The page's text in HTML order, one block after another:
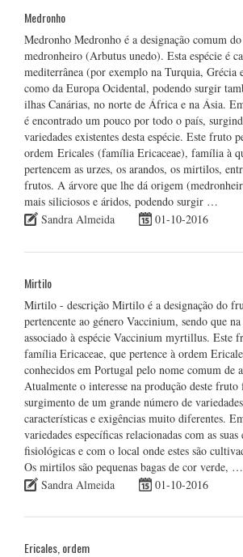
Medronho
Medronho Medronho é a designação comum
medronheiro (Arbutus unedo). Esta espécie é
mediterrânea (por exemplo na Turquia, Grécia
como da Europa Ocidental, podendo surgir
ilhas Canárias, no norte de África e na Ásia.
é encontrado um pouco por todo o país,
variedades existentes desta espécie. Este fruto
ordem Ericales (família Ericaceae), família à
pertencem as urzes, os arandos, os mirtilos,
frutos. A árvore que lhe dá origem
mais siliciosos e áridos, podendo surgir …
Sandra Almeida
01-10-2016
Mirtilo
Mirtilo - descrição Mirtilo é a designação do
pertencente ao género Vaccinium, sendo que
associado à espécie Vaccinium myrtillus. Este
família Ericaceae, que pertence à ordem
conhecidos em Portugal pelo nome comum de
Atualmente o interesse na produção deste
surgimento de um grande número de
características e exigências muito diferentes.
variedades específicas relacionadas com as suas
fisiológicas e com o local onde estes são
Os mirtilos são pequenas bagas de cor verde, …
Sandra Almeida
01-10-2016
Ericales, ordem